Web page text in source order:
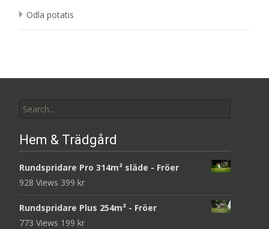
Odla potatis
for:
Hem & Trädgård
Rundspridare Pro 314m² släde - Fröer
928 Views 399 kr
Rundspridare Plus 254m² - Fröer
773 Views 199 kr